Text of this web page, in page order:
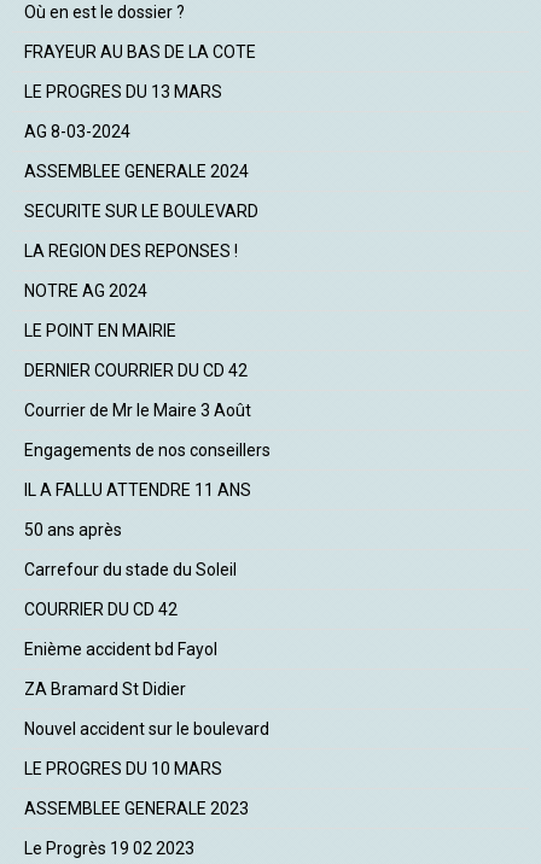
Où en est le dossier ?
FRAYEUR AU BAS DE LA COTE
LE PROGRES DU 13 MARS
AG 8-03-2024
ASSEMBLEE GENERALE 2024
SECURITE SUR LE BOULEVARD
LA REGION DES REPONSES !
NOTRE AG 2024
LE POINT EN MAIRIE
DERNIER COURRIER DU CD 42
Courrier de Mr le Maire 3 Août
Engagements de nos conseillers
IL A FALLU ATTENDRE 11 ANS
50 ans après
Carrefour du stade du Soleil
COURRIER DU CD 42
Enième accident bd Fayol
ZA Bramard St Didier
Nouvel accident sur le boulevard
LE PROGRES DU 10 MARS
ASSEMBLEE GENERALE 2023
Le Progrès 19 02 2023